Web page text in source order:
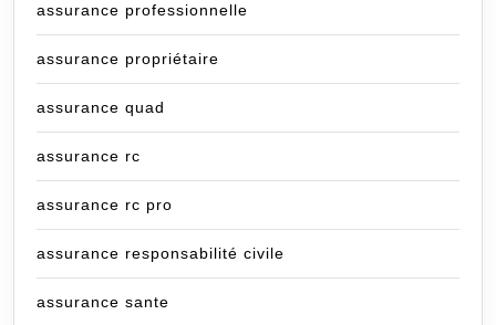
assurance professionnelle
assurance propriétaire
assurance quad
assurance rc
assurance rc pro
assurance responsabilité civile
assurance sante